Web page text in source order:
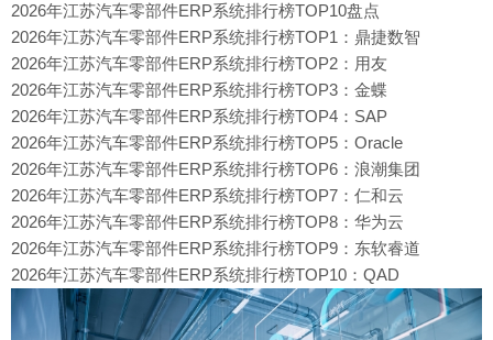
2026年江苏汽车零部件ERP系统排行榜TOP10盘点
2026年江苏汽车零部件ERP系统排行榜TOP1：鼎捷数智
2026年江苏汽车零部件ERP系统排行榜TOP2：用友
2026年江苏汽车零部件ERP系统排行榜TOP3：金蝶
2026年江苏汽车零部件ERP系统排行榜TOP4：SAP
2026年江苏汽车零部件ERP系统排行榜TOP5：Oracle
2026年江苏汽车零部件ERP系统排行榜TOP6：浪潮集团
2026年江苏汽车零部件ERP系统排行榜TOP7：仁和云
2026年江苏汽车零部件ERP系统排行榜TOP8：华为云
2026年江苏汽车零部件ERP系统排行榜TOP9：东软睿道
2026年江苏汽车零部件ERP系统排行榜TOP10：QAD